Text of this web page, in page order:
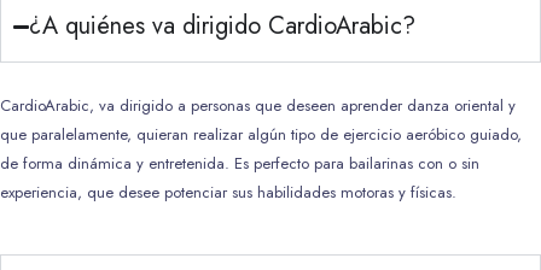
¿A quiénes va dirigido CardioArabic?
CardioArabic, va dirigido a personas que deseen aprender danza oriental y
que paralelamente, quieran realizar algún tipo de ejercicio aeróbico guiado,
de forma dinámica y entretenida. Es perfecto para bailarinas con o sin
experiencia, que desee potenciar sus habilidades motoras y físicas.